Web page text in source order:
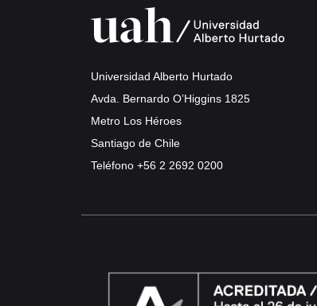
Universidad Alberto Hurtado
Avda. Bernardo O’Higgins 1825
Metro Los Héroes
Santiago de Chile
Teléfono +56 2 2692 0200